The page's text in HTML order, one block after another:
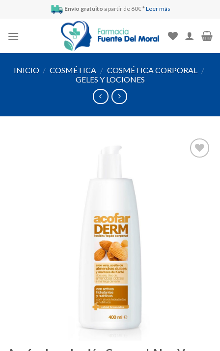
Envío gratuito a partir de 60€ * Leer más
INICIO / COSMÉTICA / COSMÉTICA CORPORAL /
GELES Y LOCIONES